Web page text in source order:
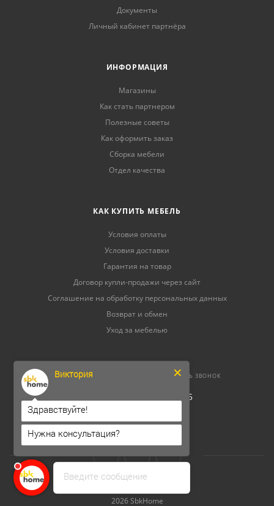
Документы
Личный кабинет партнёра
ИНФОРМАЦИЯ
Магазины
Как стать партнером
Полезные советы
Как оформить заказ
Сборка мебели
Отдел качества
КАК КУПИТЬ МЕБЕЛЬ
Условия оплаты
Условия доставки
Гарантия на товар
Договор купли-продажи через сайт
Соглашение на обработку персональных данных
Возврат и обмен
Уход за мебелью
8 (800) 500-52-16 ЗАКАЗАТЬ ЗВОНОК
ОГРНИП 304264520800165
2026 SbkHome
Введите сообщение
Виктория
Здравствуйте!
Нужна консультация?